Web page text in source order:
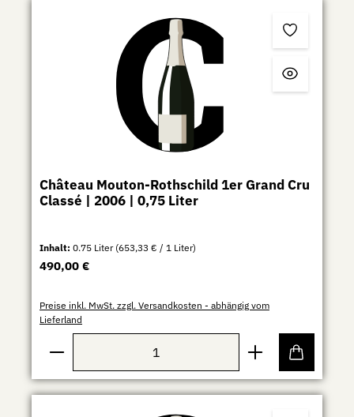
Château Mouton-Rothschild 1er Grand Cru
Classé | 2006 | 0,75 Liter
Inhalt:0.75 Liter (653,33 € / 1 Liter)
Regulärer Preis:
490,00 €
Preise inkl. MwSt. zzgl. Versandkosten - abhängig vom
Lieferland
Produkt Anzahl: Gib den gewünschten Wert ein